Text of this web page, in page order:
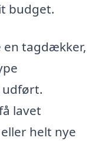
budget.
tagdækker,
udført.
lavet
helt nye